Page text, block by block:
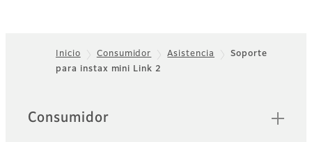
Footer
Inicio Consumidor Asistencia
Soporte
para instax mini Link 2
Sitemap
Consumidor